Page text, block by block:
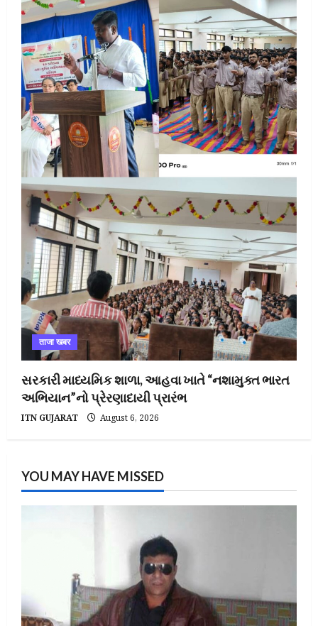
ताजा खबर
સરકારી માધ્યમિક શાળા, આહવા ખાતે “નશામુક્ત ભારત
અભિયાન”નો પ્રેરણાદાયી પ્રારંભ
ITN GUJARAT August 6, 2026
YOU MAY HAVE MISSED